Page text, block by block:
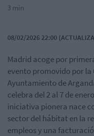
3 min
08/02/2026 22:00
Madrid acoge por
evento promovido por la
Ayuntamiento de
celebra del 2 al 7 de
iniciativa pionera nace
sector del hábitat en la
empleos y una